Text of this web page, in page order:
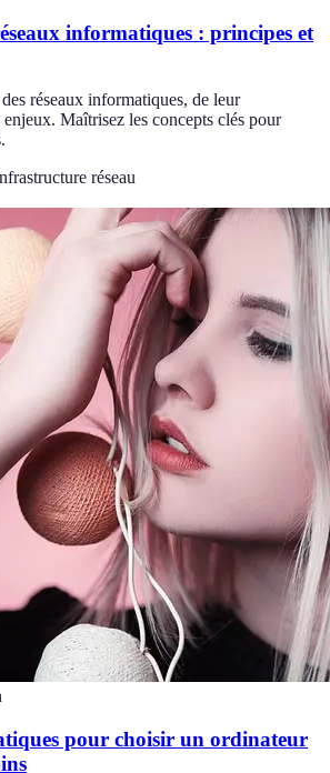
informatiques : principes et
réseaux informatiques, de leur
Maîtrisez les concepts clés pour
réseau
pour choisir un ordinateur